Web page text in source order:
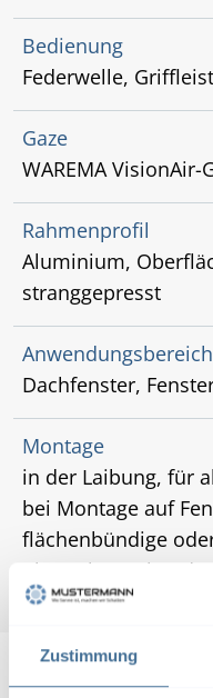
Zustimmung
Bedienung
Federwelle,
Gaze
WAREMA VisionAir-
Rahmenprofil
Aluminium,
stranggepresst
Anwendungsbereich
Dachfenster,
Montage
in der Laibung, für
bei Montage auf
flächenbündige
ohne